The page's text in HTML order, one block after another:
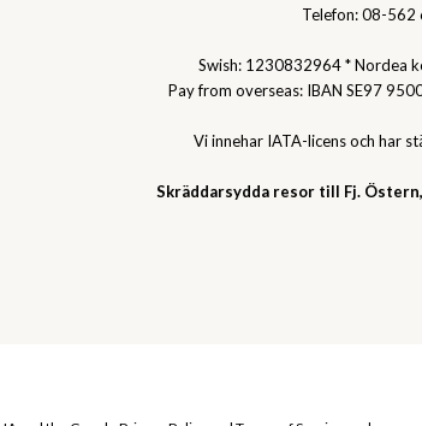
Telefon: 08-562
Swish: 1230832964 * Nordea
Pay from overseas: IBAN SE97
Vi innehar IATA-licens och har
Skräddarsydda resor till Fj.